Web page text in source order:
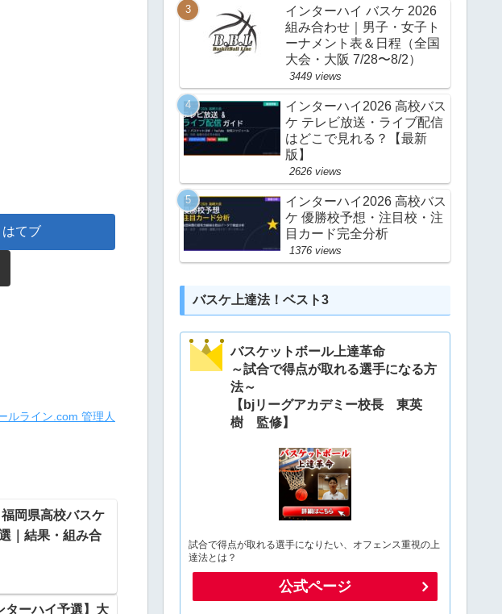
はてブ
ルライン.com 管理人
福岡県高校バスケ
｜結果・組み合
ターハイ予選】大
インターハイ バスケ 2026
組み合わせ｜男子・女子ト
ーナメント表＆日程（全国
大会・大阪 7/28〜8/2）
3449 views
インターハイ2026 高校バス
ケ テレビ放送・ライブ配信
はどこで見れる？【最新
版】
2626 views
インターハイ2026 高校バス
ケ 優勝校予想・注目校・注
目カード完全分析
1376 views
バスケ上達法！ベスト3
バスケットボール上達革命
～試合で得点が取れる選手になる方
法～
【bjリーグアカデミー校長 東英
樹 監修】
試合で得点が取れる選手になりたい、オフェンス重視の上
達法とは？
公式ページ